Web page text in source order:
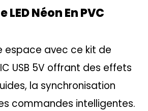
LED Néon En PVC
espace avec ce kit de
USB 5V offrant des effets
la synchronisation
commandes intelligentes.